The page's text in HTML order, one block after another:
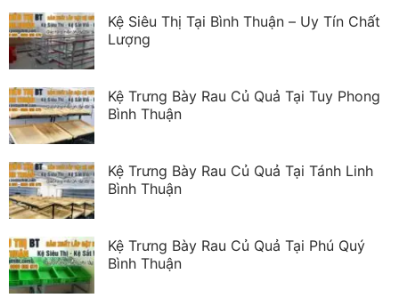
Kệ Siêu Thị Tại Bình Thuận – Uy Tín Chất
Lượng
Kệ Trưng Bày Rau Củ Quả Tại Tuy Phong
Bình Thuận
Kệ Trưng Bày Rau Củ Quả Tại Tánh Linh
Bình Thuận
Kệ Trưng Bày Rau Củ Quả Tại Phú Quý
Bình Thuận